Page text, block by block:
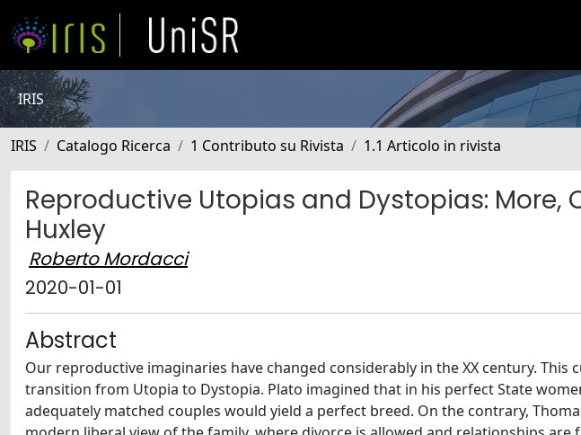
IRIS
IRIS Catalogo Ricerca 1 Contributo su Rivista 1.1 Articolo in rivista
Reproductive Utopias and Dystopias: More,
Huxley
Roberto Mordacci
2020-01-01
Abstract
Our reproductive imaginaries have changed considerably in the XX century. This
transition from Utopia to Dystopia. Plato imagined that in his perfect State
adequately matched couples would yield a perfect breed. On the contrary,